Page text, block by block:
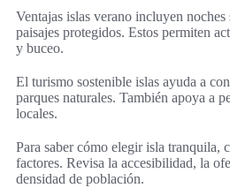
Ventajas islas verano incluyen
paisajes protegidos. Estos permiten
y buceo.
El turismo sostenible islas ayuda a
parques naturales. También apoya a
locales.
Para saber cómo elegir isla tranquila,
factores. Revisa la accesibilidad, la
densidad de población.